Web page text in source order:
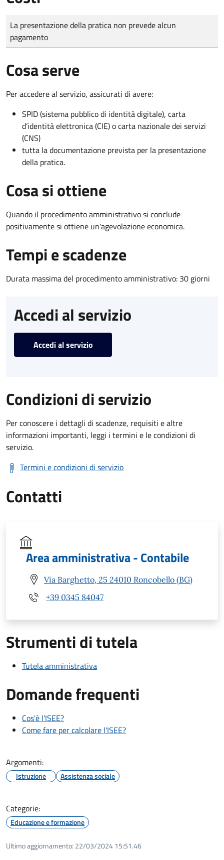
Tipo di pagamento
Importo
La presentazione della pratica non prevede alcun
pagamento
Cosa serve
Per accedere al servizio, assicurati di avere:
SPID (sistema pubblico di identità digitale), carta
d’identità elettronica (CIE) o carta nazionale dei servizi
(CNS)
tutta la documentazione prevista per la presentazione
della pratica.
Cosa si ottiene
Quando il procedimento amministrativo si conclude
positivamente si ottiene un'agevolazione economica.
Tempi e scadenze
Durata massima del procedimento amministrativo: 30 giorni
Accedi al servizio
Accedi al servizio
Condizioni di servizio
Per conoscere i dettagli di scadenze, requisiti e altre
informazioni importanti, leggi i termini e le condizioni di
servizio.
Termini e condizioni di servizio
Contatti
Area amministrativa - Contabile
Via Barghetto, 25 24010 Roncobello (BG)
+39 0345 84047
Strumenti di tutela
Tutela amministrativa
Domande frequenti
Cos'è l'ISEE?
Come fare per calcolare l'ISEE?
Argomenti:
Istruzione Assistenza sociale
Categorie:
Educazione e formazione
Ultimo aggiornamento: 22/03/2024 15:51.46